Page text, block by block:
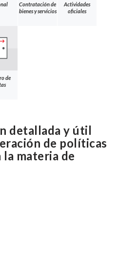
Contratación de
bienes y servicios
Actividades
oficiales
de
detallada y útil
de políticas
la materia de